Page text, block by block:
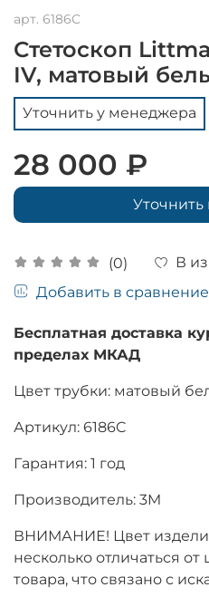
арт. 6186C
Стетоскоп
IV, матовый
(0)
В
Добавить в сравнение
Уточнить у менеджера
28 000 ₽
Уточнить
Бесплатная доставка
пределах МКАД
Цвет трубки: матовый
Артикул: 6186C
Гарантия: 1 год
Производитель: 3M
ВНИМАНИЕ! Цвет
несколько отличаться от
товара, что связано с